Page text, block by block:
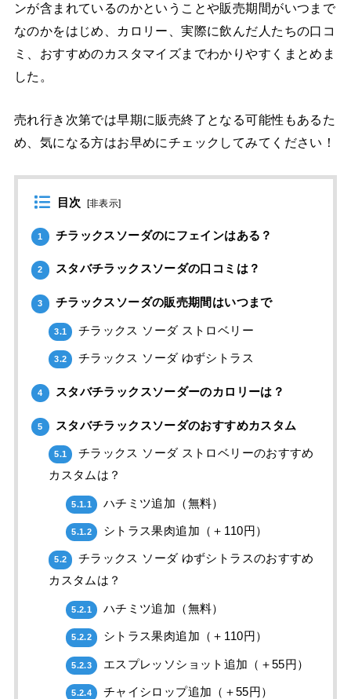
ンが含まれているのかということや販売期間がいつまで
なのかをはじめ、カロリー、実際に飲んだ人たちの口コ
ミ、おすすめのカスタマイズまでわかりやすくまとめま
した。
売れ行き次第では早期に販売終了となる可能性もあるた
め、気になる方はお早めにチェックしてみてください！
目次 [非表示]
1 チラックスソーダのにフェインはある？
2 スタバチラックスソーダの口コミは？
3 チラックスソーダの販売期間はいつまで
3.1 チラックス ソーダ ストロベリー
3.2 チラックス ソーダ ゆずシトラス
4 スタバチラックスソーダーのカロリーは？
5 スタバチラックスソーダのおすすめカスタム
5.1
チラックス ソーダ ストロベリーのおすすめ
カスタムは？
5.1.1 ハチミツ追加（無料）
5.1.2 シトラス果肉追加（＋110円）
5.2
チラックス ソーダ ゆずシトラスのおすすめ
カスタムは？
5.2.1 ハチミツ追加（無料）
5.2.2 シトラス果肉追加（＋110円）
5.2.3 エスプレッソショット追加（＋55円）
5.2.4 チャイシロップ追加（＋55円）